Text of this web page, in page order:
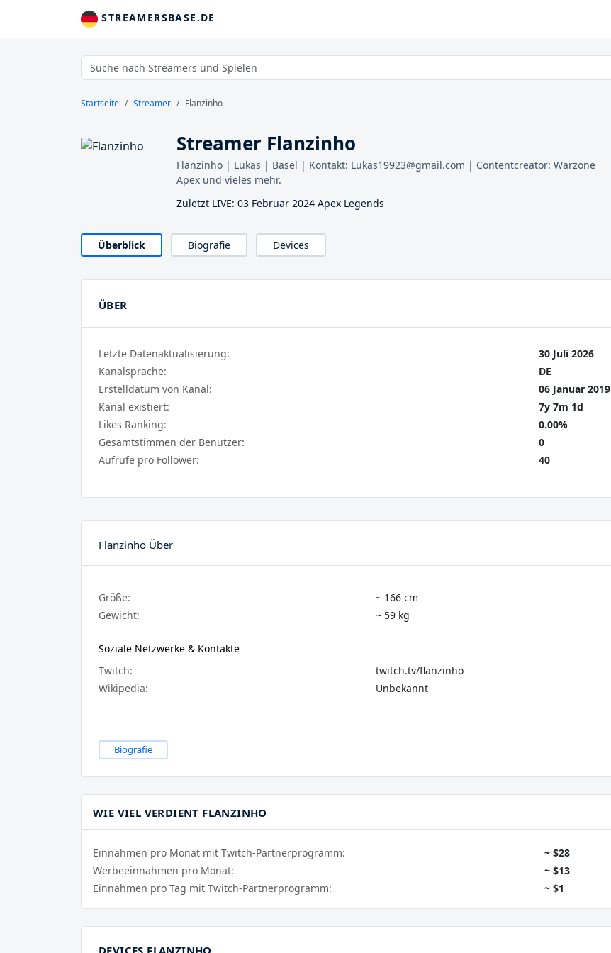
STREAMERSBASE.DE
Startseite Streamer Flanzinho
Streamer Flanzinho
Flanzinho | Lukas | Basel | Kontakt: Lukas19923@gmail.com | Contentcreator: Warzone
Apex und vieles mehr.
Zuletzt LIVE: 03 Februar 2024 Apex Legends
Überblick Biografie Devices
ÜBER
Letzte Datenaktualisierung:
30 Juli 2026
Kanalsprache:
DE
Erstelldatum von Kanal:
06 Januar 2019
Kanal existiert:
7y 7m 1d
Likes Ranking:
0.00%
Gesamtstimmen der Benutzer:
0
Aufrufe pro Follower:
40
Flanzinho Über
Größe:
~ 166 cm
Gewicht:
~ 59 kg
Soziale Netzwerke & Kontakte
Twitch:
twitch.tv/flanzinho
Wikipedia:
Unbekannt
Biografie
WIE VIEL VERDIENT FLANZINHO
Einnahmen pro Monat mit Twitch-Partnerprogramm:
~ $28
Werbeeinnahmen pro Monat:
~ $13
Einnahmen pro Tag mit Twitch-Partnerprogramm:
~ $1